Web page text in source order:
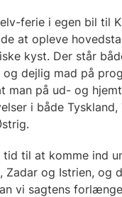
ferie i egen bil til
at opleve
kyst. Der står
dejlig mad på
man på ud- og
i både Tyskland,
tid til at komme ind
Zadar og Istrien, og
vi sagtens